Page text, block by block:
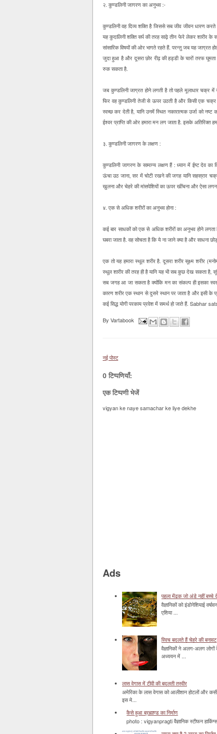
२. कुण्डलिनी जागरण का अनुभव :-
कुण्डलिनी वह दिव्य शक्ति है जिससे सब जीव जीवन धारण करते
यह कुदालिनी शक्ति सर्प की तरह साढ़े तीन फेरे लेकर शारीर
सांसारिक विषयों की ओर भागते रहते हैं. परन्तु जब यह जाग्रत
जुदा हुआ है और दूसरा छोर रीढ़ की हड्डी के चारों तरफ
रुक सकता है.
जब कुण्डलिनी जाग्रत होने लगती है तो पहले मूलाधार चक्र
फिर वह कुण्डलिनी तेजी से ऊपर उठती है और किसी एक
स्वच्छ कर देती है, यानि उनमें स्थित नकारात्मक उर्जा को नष्ट
ईश्वर प्राप्ति की ओर हमारा मन लग जाता है. इसके अतिरिक्त
३. कुण्डलिनी जागरण के लक्षण :
कुण्डलिनी जागरण के सामान्य लक्षण हैं : ध्यान में ईष्ट देव का
ऊंचा उठ जाना, सर में चोटी रखने की जगह यानि सहस्रार
खुलना और चेहरे की मांसपेशियों का ऊपर खींचना और ऐसा
४. एक से अधिक शरीरों का अनुभव होना :
कई बार साधकों को एक से अधिक शरीरों का अनुभव होने
घबरा जाता है. वह सोचता है कि ये ना जाने क्या है और साधना
एक तो यह हमारा स्थूल शरीर है. दूसरा शरीर सूक्ष्म शरीर
स्थूल शारीर की तरह ही है यानि यह भी सब कुछ देख सकता है,
सब जगह आ जा सकता है क्योंकि मन का संकल्प ही इसका स्वरुप
कारण शरीर एक स्थान से दुसरे स्थान पर जाता है और इसी के
कई सिद्ध योगी परकाय प्रवेश में समर्थ हो जाते हैं. Sabhar
By Vartabook
नई पोस्ट
0 टिप्पणियाँ:
एक टिप्पणी भेजें
vigyan ke naye samachar ke liye dekhe
Ads
पहला मेंढक जो अंडे नहीं बच्चे
वैज्ञानिकों को इंडोनेशियाई
एशिया ...
स्विच बदलते हैं चेहरे की बनावट
वैज्ञानिकों ने अलग-अलग
अध्ययन में ...
लास वेगास में टीवी की बदलती तस्वीर
अमेरिका के लास वेगास को आलीशान होटलों और
इस मे...
कैसे हुआ ब्रह्माण्ड का निर्माण
photo : vigyanpragti वैज्ञानिक स्टीफन